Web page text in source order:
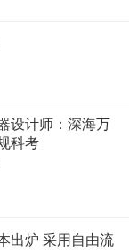
设计师：深海万
科考
出炉 采用自由流